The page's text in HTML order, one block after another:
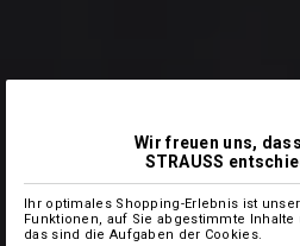
Wir freuen uns,
STRAUSS
Ihr optimales Shopping-Erlebnis ist
Funktionen, auf Sie abgestimmte
das sind die Aufgaben der Cookies.